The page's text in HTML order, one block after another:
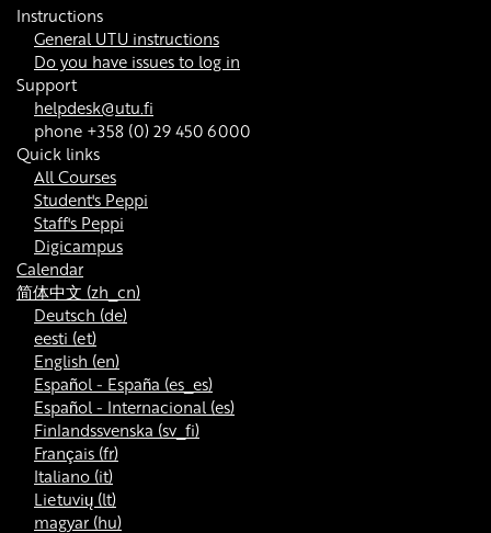
Instructions
General UTU instructions
Do you have issues to log in
Support
helpdesk@utu.fi
phone +358 (0) 29 450 6000
Quick links
All Courses
Student's Peppi
Staff's Peppi
Digicampus
Calendar
简体中文 ‎(zh_cn)‎
Deutsch ‎(de)‎
eesti ‎(et)‎
English ‎(en)‎
Español - España ‎(es_es)‎
Español - Internacional ‎(es)‎
Finlandssvenska ‎(sv_fi)‎
Français ‎(fr)‎
Italiano ‎(it)‎
Lietuvių ‎(lt)‎
magyar ‎(hu)‎